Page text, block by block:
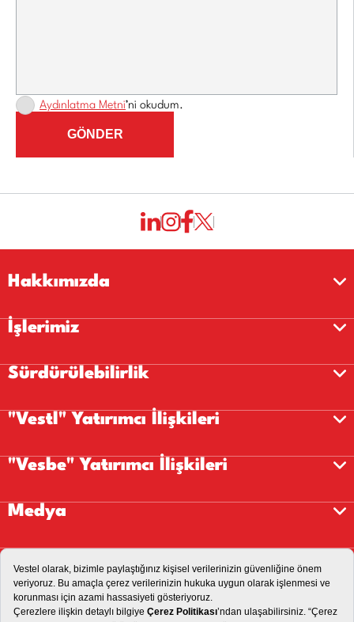
Aydınlatma Metni’ni okudum.
GÖNDER
Hakkımızda
İşlerimiz
Sürdürülebilirlik
"Vestl" Yatırımcı İlişkileri
"Vesbe" Yatırımcı İlişkileri
Medya
İletişim